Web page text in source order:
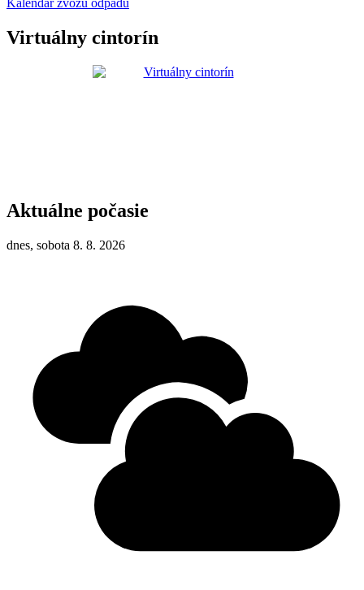
Kalendár zvozu odpadu
Virtuálny cintorín
Aktuálne počasie
dnes, sobota 8. 8. 2026